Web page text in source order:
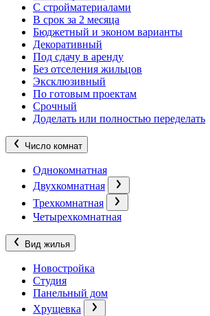
С стройматериалами
В срок за 2 месяца
Бюджетный и эконом варианты
Декоративный
Под сдачу в аренду
Без отселения жильцов
Эксклюзивный
По готовым проектам
Срочный
Доделать или полностью переделать
Число комнат
Однокомнатная
Двухкомнатная
Трехкомнатная
Четырехкомнатная
Вид жилья
Новостройка
Студия
Панельный дом
Хрущевка